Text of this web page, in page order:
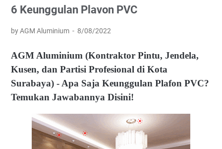
6 Keunggulan Plavon PVC
by AGM Aluminium 8/08/2022
AGM Aluminium (Kontraktor Pintu, Jendela,
Kusen, dan Partisi Profesional di Kota
Surabaya) - Apa Saja Keunggulan Plafon PVC?
Temukan Jawabannya Disini!